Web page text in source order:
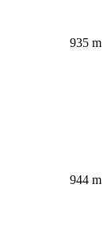
935 m
944 m